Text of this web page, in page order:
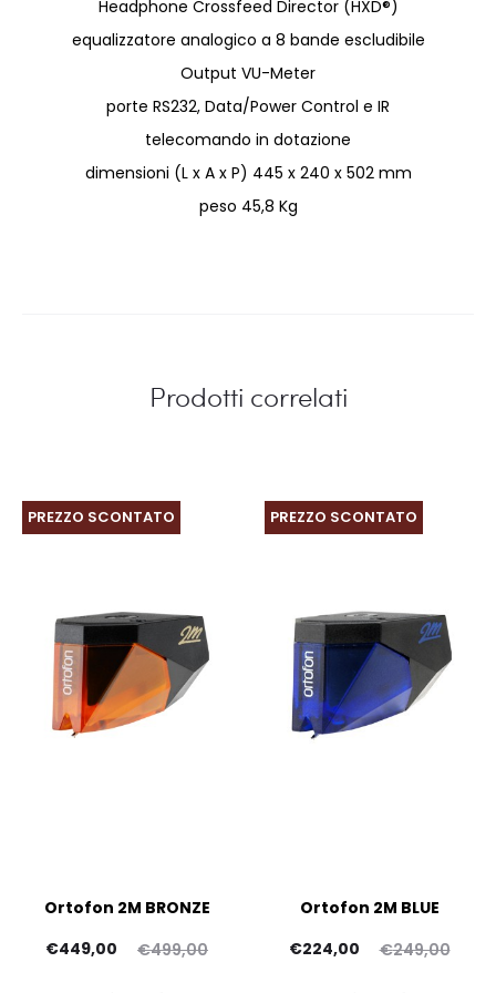
Headphone Crossfeed Director (HXD®)
equalizzatore analogico a 8 bande escludibile
Output VU-Meter
porte RS232, Data/Power Control e IR
telecomando in dotazione
dimensioni (L x A x P) 445 x 240 x 502 mm
peso 45,8 Kg
Prodotti correlati
PREZZO SCONTATO
Ortofon 2M BRONZE
€499,00
Il
€449,00
PREZZO SCONTATO
Ortofon 2M BLUE
€249,00
Il
€224,00